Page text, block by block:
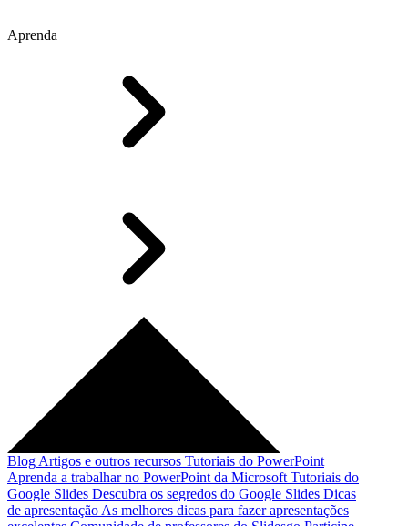
Aprenda
Blog Artigos e outros recursos Tutoriais do PowerPoint
Aprenda a trabalhar no PowerPoint da Microsoft Tutoriais do
Google Slides Descubra os segredos do Google Slides Dicas
de apresentação As melhores dicas para fazer apresentações